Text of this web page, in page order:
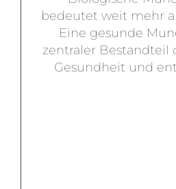
bedeutet weit mehr
Eine gesunde
zentraler Bestandteil
Gesundheit und